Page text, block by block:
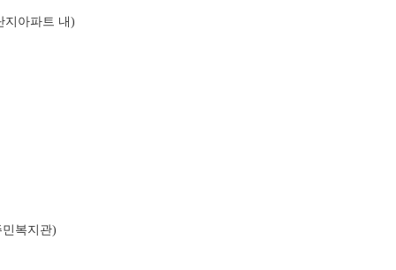
지아파트 내)
복지관)